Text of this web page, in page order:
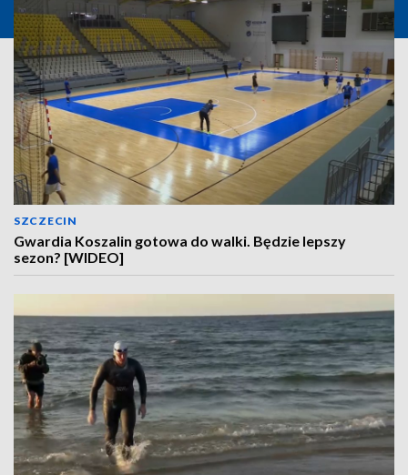
SZCZECIN
Gwardia Koszalin gotowa do walki. Będzie lepszy
sezon? [WIDEO]